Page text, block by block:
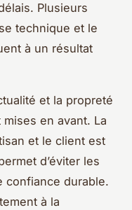
Plusieurs
technique et le
à un résultat
et la propreté
en avant. La
et le client est
d’éviter les
confiance durable.
à la